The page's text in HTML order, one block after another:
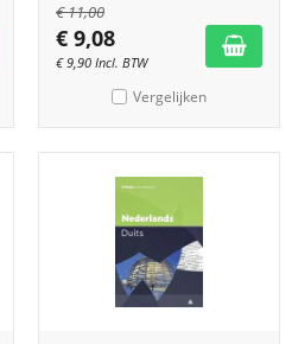
€11,00
€ 9,08
€9,90 Incl. BTW
Vergelijken